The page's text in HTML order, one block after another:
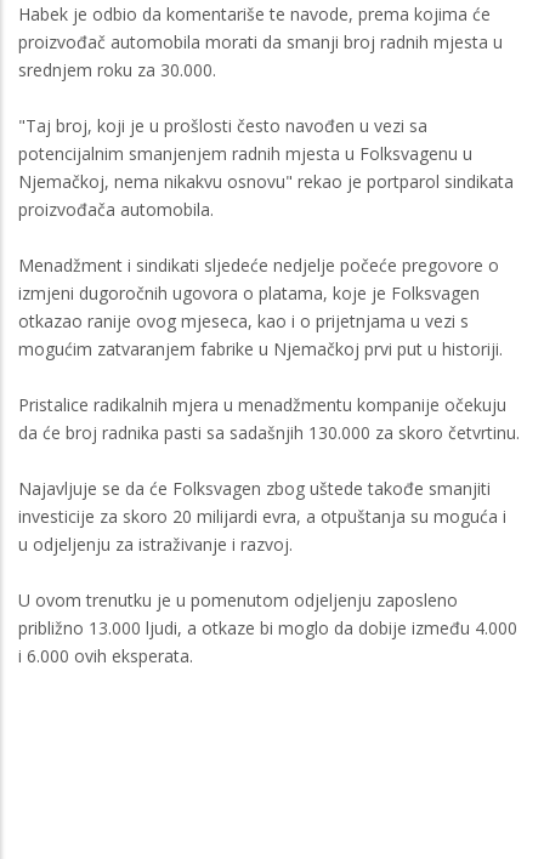
Habek je odbio da komentariše te navode, prema kojima će
proizvođač automobila morati da smanji broj radnih mjesta u
srednjem roku za 30.000.
"Taj broj, koji je u prošlosti često navođen u vezi sa
potencijalnim smanjenjem radnih mjesta u Folksvagenu u
Njemačkoj, nema nikakvu osnovu" rekao je portparol sindikata
proizvođača automobila.
Menadžment i sindikati sljedeće nedjelje počeće pregovore o
izmjeni dugoročnih ugovora o platama, koje je Folksvagen
otkazao ranije ovog mjeseca, kao i o prijetnjama u vezi s
mogućim zatvaranjem fabrike u Njemačkoj prvi put u historiji.
Pristalice radikalnih mjera u menadžmentu kompanije očekuju
da će broj radnika pasti sa sadašnjih 130.000 za skoro četvrtinu.
Najavljuje se da će Folksvagen zbog uštede takođe smanjiti
investicije za skoro 20 milijardi evra, a otpuštanja su moguća i
u odjeljenju za istraživanje i razvoj.
U ovom trenutku je u pomenutom odjeljenju zaposleno
približno 13.000 ljudi, a otkaze bi moglo da dobije između 4.000
i 6.000 ovih eksperata.